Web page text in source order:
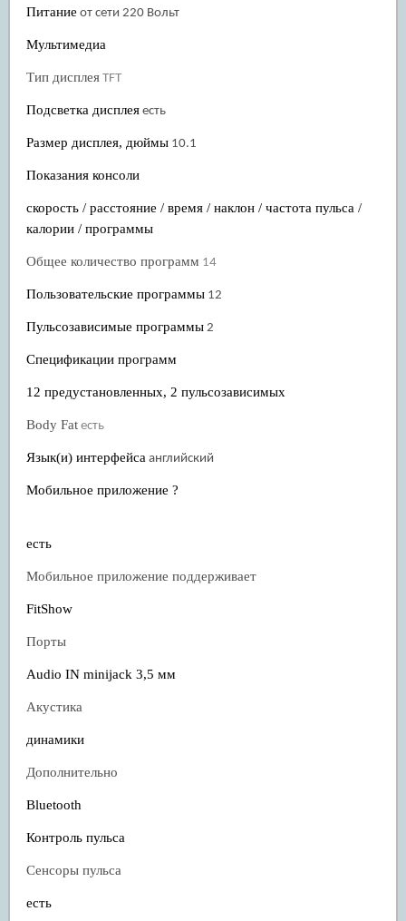
Питание от сети 220 Вольт
Мультимедиа
Тип дисплеяTFT
Подсветка дисплеяесть
Размер дисплея, дюймы10.1
Показания консоли
скорость / расстояние / время / наклон / частота пульса /
калории / программы
Общее количество программ 14
Пользовательские программы12
Пульсозависимые программы2
Спецификации программ
12 предустановленных, 2 пульсозависимых
Body Fatесть
Язык(и) интерфейсаанглийский
Мобильное приложение ?
есть
Мобильное приложение поддерживает
FitShow
Порты
Audio IN minijack 3,5 мм
Акустика
динамики
Дополнительно
Bluetooth
Контроль пульса
Сенсоры пульса
есть